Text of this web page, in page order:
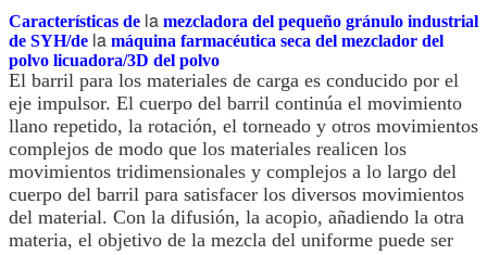
Características de la mezcladora del pequeño gránulo industrial
de SYH/de la máquina farmacéutica seca del mezclador del
polvo licuadora/3D del polvo
El barril para los materiales de carga es conducido por el
eje impulsor. El cuerpo del barril continúa el movimiento
llano repetido, la rotación, el torneado y otros movimientos
complejos de modo que los materiales realicen los
movimientos tridimensionales y complejos a lo largo del
cuerpo del barril para satisfacer los diversos movimientos
del material. Con la difusión, la acopio, añadiendo la otra
materia, el objetivo de la mezcla del uniforme puede ser